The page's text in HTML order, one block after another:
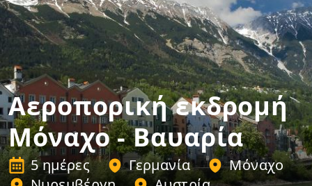
Αεροπορική εκδρομή
Μόναχο - Βαυαρία
5 ημέρες Γερμανία
Μόναχο